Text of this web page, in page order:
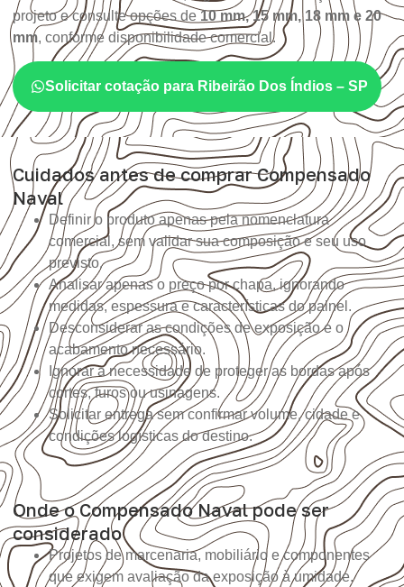
projeto e consulte opções de 10 mm, 15 mm, 18 mm e 20
mm, conforme disponibilidade comercial.
Solicitar cotação para Ribeirão Dos Índios – SP
Cuidados antes de comprar Compensado
Naval
Definir o produto apenas pela nomenclatura
comercial, sem validar sua composição e seu uso
previsto.
Analisar apenas o preço por chapa, ignorando
medidas, espessura e características do painel.
Desconsiderar as condições de exposição e o
acabamento necessário.
Ignorar a necessidade de proteger as bordas após
cortes, furos ou usinagens.
Solicitar entrega sem confirmar volume, cidade e
condições logísticas do destino.
Onde o Compensado Naval pode ser
considerado
Projetos de marcenaria, mobiliário e componentes
que exigem avaliação da exposição à umidade.